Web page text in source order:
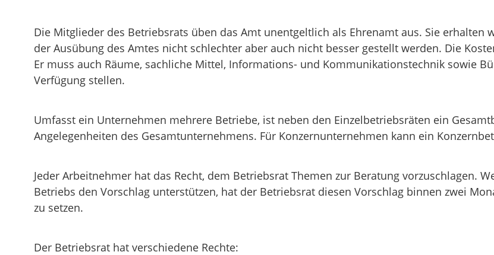
Die Mitglieder des Betriebsrats üben das Amt unentgeltlich als Ehrenamt aus. Sie erhalten
der Ausübung des Amtes nicht schlechter aber auch nicht besser gestellt werden. Die
Er muss auch Räume, sachliche Mittel, Informations- und Kommunikationstechnik sowie
Verfügung stellen.
Umfasst ein Unternehmen mehrere Betriebe, ist neben den Einzelbetriebsräten ein
Angelegenheiten des Gesamtunternehmens. Für Konzernunternehmen kann ein
Jeder Arbeitnehmer hat das Recht, dem Betriebsrat Themen zur Beratung vorzuschlagen.
Betriebs den Vorschlag unterstützen, hat der Betriebsrat diesen Vorschlag binnen zwei
zu setzen.
Der Betriebsrat hat verschiedene Rechte: